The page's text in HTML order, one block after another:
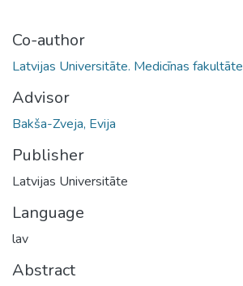
Co-author
Latvijas Universitāte. Medicīnas fakultāte
Advisor
Bakša-Zveja, Evija
Publisher
Latvijas Universitāte
Language
lav
Abstract